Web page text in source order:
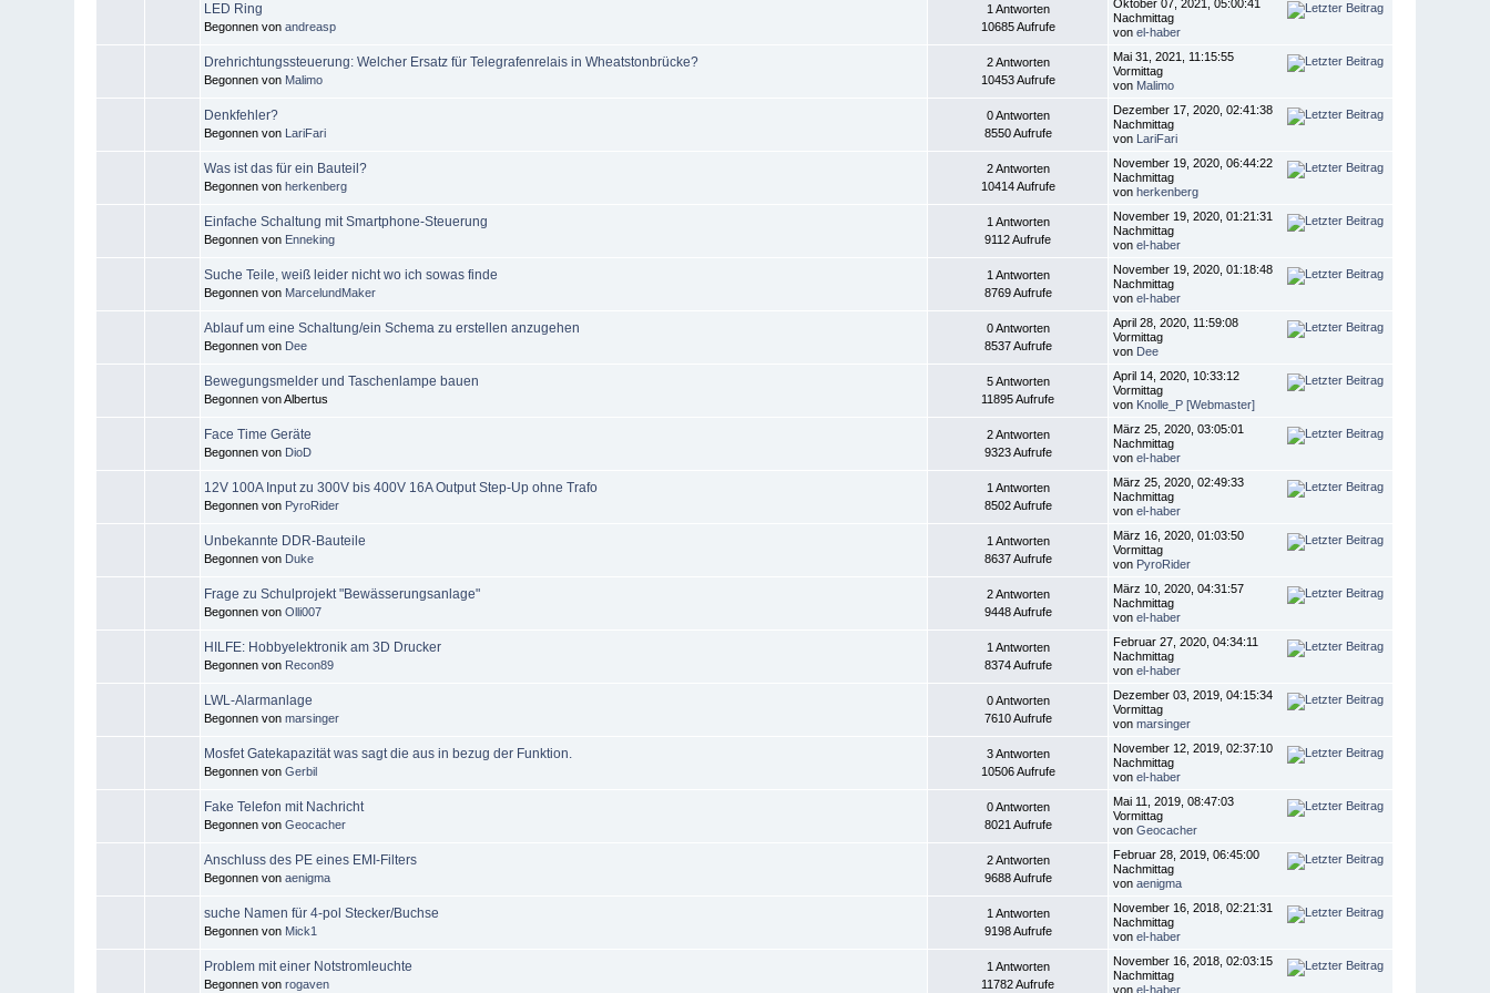
LED Ring
Begonnen vonandreasp
1 Antworten
10685 Aufrufe
Oktober 07, 2021, 05:00:41
Nachmittag
vonel-haber
Drehrichtungssteuerung: Welcher Ersatz für Telegrafenrelais in Wheatstonbrücke?
Begonnen von Malimo
2 Antworten
10453 Aufrufe
Mai 31, 2021, 11:15:55
Vormittag
von Malimo
Denkfehler?
Begonnen von LariFari
0 Antworten
8550 Aufrufe
Dezember 17, 2020, 02:41:38
Nachmittag
von LariFari
Was ist das für ein Bauteil?
Begonnen vonherkenberg
2 Antworten
10414 Aufrufe
November 19, 2020, 06:44:22
Nachmittag
vonherkenberg
Einfache Schaltung mit Smartphone-Steuerung
Begonnen von Enneking
1 Antworten
9112 Aufrufe
November 19, 2020, 01:21:31
Nachmittag
vonel-haber
Suche Teile, weiß leider nicht wo ich sowas finde
Begonnen von MarcelundMaker
1 Antworten
8769 Aufrufe
November 19, 2020, 01:18:48
Nachmittag
vonel-haber
Ablauf um eine Schaltung/ein Schema zu erstellen anzugehen
Begonnen von Dee
0 Antworten
8537 Aufrufe
April 28, 2020, 11:59:08
Vormittag
von Dee
Bewegungsmelder und Taschenlampe bauen
Begonnen von Albertus
5 Antworten
11895 Aufrufe
April 14, 2020, 10:33:12
Vormittag
von Knolle_P [Webmaster]
Face Time Geräte
Begonnen von DioD
2 Antworten
9323 Aufrufe
März 25, 2020, 03:05:01
Nachmittag
vonel-haber
12V 100A Input zu 300V bis 400V 16A Output Step-Up ohne Trafo
Begonnen von PyroRider
1 Antworten
8502 Aufrufe
März 25, 2020, 02:49:33
Nachmittag
vonel-haber
Unbekannte DDR-Bauteile
Begonnen von Duke
1 Antworten
8637 Aufrufe
März 16, 2020, 01:03:50
Vormittag
von PyroRider
Frage zu Schulprojekt "Bewässerungsanlage"
Begonnen vonOlli007
2 Antworten
9448 Aufrufe
März 10, 2020, 04:31:57
Nachmittag
vonel-haber
HILFE: Hobbyelektronik am 3D Drucker
Begonnen von Recon89
1 Antworten
8374 Aufrufe
Februar 27, 2020, 04:34:11
Nachmittag
vonel-haber
LWL-Alarmanlage
Begonnen vonmarsinger
0 Antworten
7610 Aufrufe
Dezember 03, 2019, 04:15:34
Vormittag
vonmarsinger
Mosfet Gatekapazität was sagt die aus in bezug der Funktion.
Begonnen vonGerbil
3 Antworten
10506 Aufrufe
November 12, 2019, 02:37:10
Nachmittag
vonel-haber
Fake Telefon mit Nachricht
Begonnen vonGeocacher
0 Antworten
8021 Aufrufe
Mai 11, 2019, 08:47:03
Vormittag
vonGeocacher
Anschluss des PE eines EMI-Filters
Begonnen vonaenigma
2 Antworten
9688 Aufrufe
Februar 28, 2019, 06:45:00
Nachmittag
vonaenigma
suche Namen für 4-pol Stecker/Buchse
Begonnen von Mick1
1 Antworten
9198 Aufrufe
November 16, 2018, 02:21:31
Nachmittag
vonel-haber
Problem mit einer Notstromleuchte
Begonnen vonrogaven
1 Antworten
11782 Aufrufe
November 16, 2018, 02:03:15
Nachmittag
vonel-haber